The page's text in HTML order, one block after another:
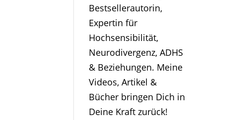
Bestsellerautorin,
Expertin für
Hochsensibilität,
Neurodivergenz, ADHS
& Beziehungen. Meine
Videos, Artikel &
Bücher bringen Dich in
Deine Kraft zurück!